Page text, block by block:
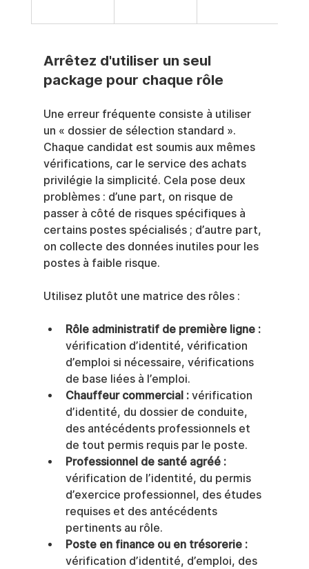
Arrêtez d'utiliser un seul
package pour chaque rôle
Une erreur fréquente consiste à utiliser
un « dossier de sélection standard ».
Chaque candidat est soumis aux mêmes
vérifications, car le service des achats
privilégie la simplicité. Cela pose deux
problèmes : d’une part, on risque de
passer à côté de risques spécifiques à
certains postes spécialisés ; d’autre part,
on collecte des données inutiles pour les
postes à faible risque.
Utilisez plutôt une matrice des rôles :
Rôle administratif de première ligne :
vérification d’identité, vérification
d’emploi si nécessaire, vérifications
de base liées à l’emploi.
Chauffeur commercial : vérification
d’identité, du dossier de conduite,
des antécédents professionnels et
de tout permis requis par le poste.
Professionnel de santé agréé :
vérification de l’identité, du permis
d’exercice professionnel, des études
requises et des antécédents
pertinents au rôle.
Poste en finance ou en trésorerie :
vérification d’identité, d’emploi, des